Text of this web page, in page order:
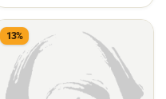
13%